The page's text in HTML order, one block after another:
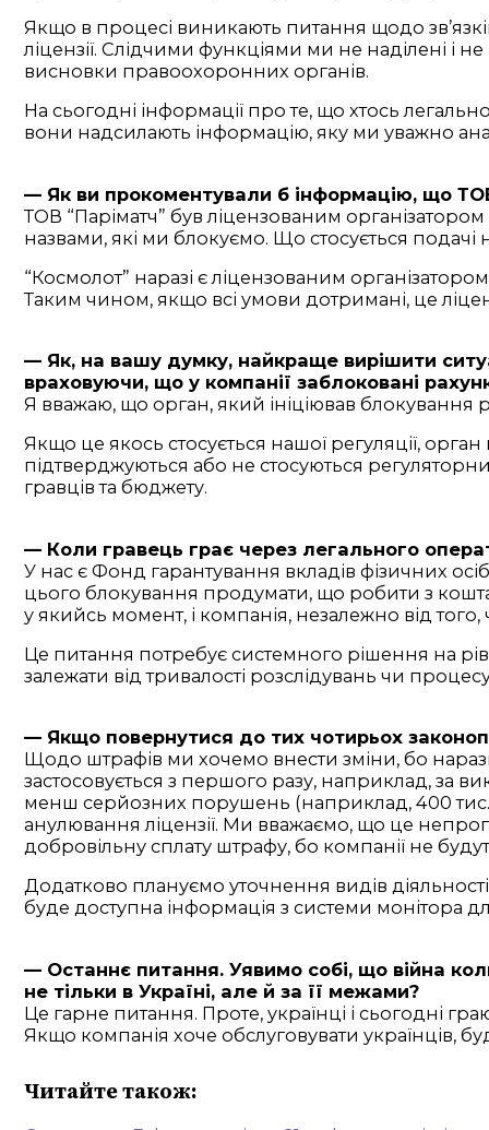
Якщо в процесі виникають питання щодо
ліцензії. Слідчими функціями ми не наділені і
висновки правоохоронних органів.
На сьогодні інформації про те, що хтось
вони надсилають інформацію, яку ми уважно
— Як ви прокоментували б інформацію, що
ТОВ “Паріматч” був ліцензованим
назвами, які ми блокуємо. Що стосується
“Космолот” наразі є ліцензованим
Таким чином, якщо всі умови дотримані, це
— Як, на вашу думку, найкраще вирішити
враховуючи, що у компанії заблоковані
Я вважаю, що орган, який ініціював блокування
Якщо це якось стосується нашої регуляції,
підтверджуються або не стосуються
гравців та бюджету.
— Коли гравець грає через легального
У нас є Фонд гарантування вкладів фізичних
цього блокування продумати, що робити з
у якийсь момент, і компанія, незалежно від
Це питання потребує системного рішення на
залежати від тривалості розслідувань чи
— Якщо повернутися до тих чотирьох
Щодо штрафів ми хочемо внести зміни, бо
застосовується з першого разу, наприклад, за
менш серйозних порушень (наприклад, 400 тис.
анулювання ліцензії. Ми вважаємо, що це
добровільну сплату штрафу, бо компанії не
Додатково плануємо уточнення видів
буде доступна інформація з системи монітора
— Останнє питання. Уявимо собі, що війна
не тільки в Україні, але й за її межами?
Це гарне питання. Проте, українці і сьогодні
Якщо компанія хоче обслуговувати українців,
Читайте також: